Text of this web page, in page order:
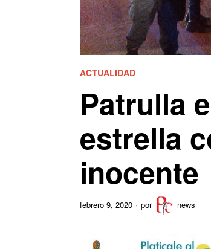
ACTUALIDAD
Patrulla
estrella
inocente
febrero 9, 2020 por news